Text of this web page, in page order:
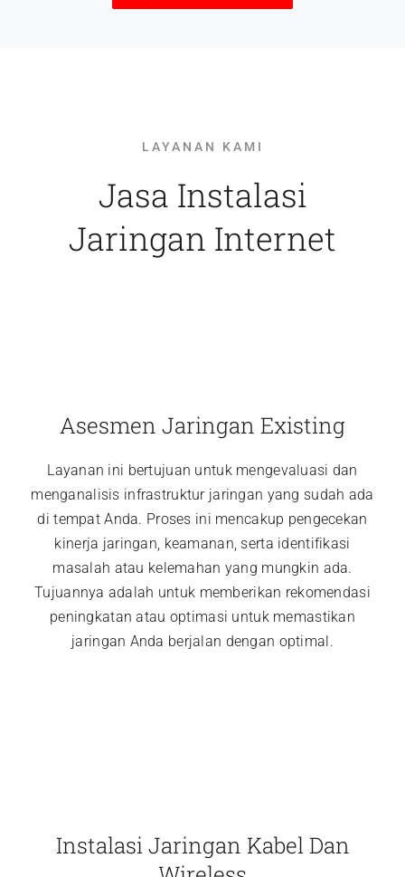
LAYANAN KAMI
Jasa Instalasi
Jaringan Internet
Asesmen Jaringan Existing
Layanan ini bertujuan untuk mengevaluasi dan
menganalisis infrastruktur jaringan yang sudah ada
di tempat Anda. Proses ini mencakup pengecekan
kinerja jaringan, keamanan, serta identifikasi
masalah atau kelemahan yang mungkin ada.
Tujuannya adalah untuk memberikan rekomendasi
peningkatan atau optimasi untuk memastikan
jaringan Anda berjalan dengan optimal.
Instalasi Jaringan Kabel Dan